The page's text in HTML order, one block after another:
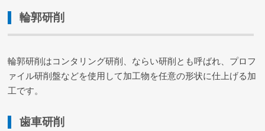
輪郭研削
輪郭研削はコンタリング研削、ならい研削とも呼ばれ、プロフ
ァイル研削盤などを使用して加工物を任意の形状に仕上げる加
工です。
歯車研削